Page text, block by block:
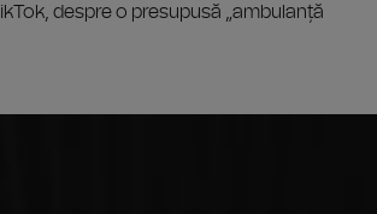
despre o presupusă „ambulanță